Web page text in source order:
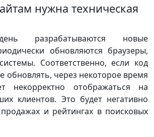
нужна техническая
разрабатываются новые
обновляются браузеры,
Соответственно, если код
обновлять, через некоторое время
некорректно отображаться на
клиентов. Это будет негативно
и рейтингах в поисковых